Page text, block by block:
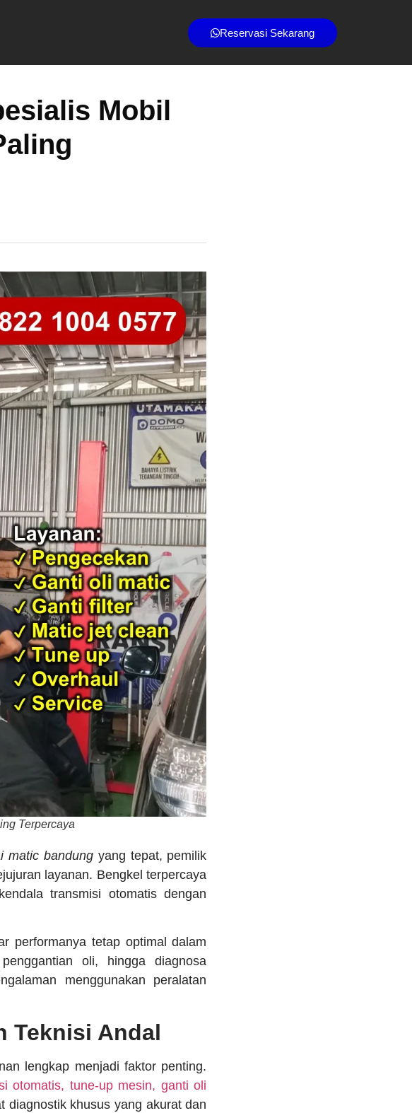
Reservasi Sekarang
Mobil
Terpercaya
matic bandungyang tepat, pemilik
layanan. Bengkel terpercaya
transmisi otomatis dengan
performanya tetap optimal dalam
oli, hingga diagnosa
menggunakan peralatan
Teknisi Andal
lengkap menjadi faktor penting.
otomatis, tune-up mesin, ganti oli
diagnostik khusus yang akurat dan